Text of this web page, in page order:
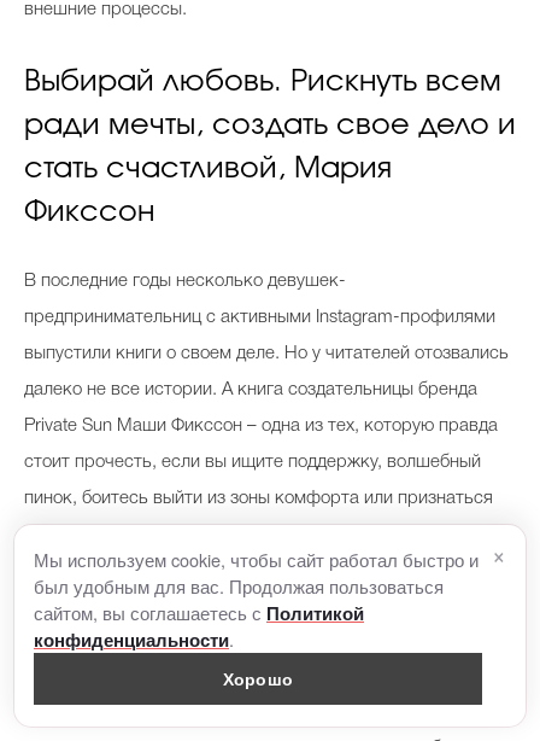
внешние процессы.
Выбирай любовь. Рискнуть всем
ради мечты, создать свое дело и
стать счастливой, Мария
Фикссон
В последние годы несколько девушек-
предпринимательниц с активными Instagram-профилями
выпустили книги о своем деле. Но у читателей отозвались
далеко не все истории. А книга создательницы бренда
Private Sun Маши Фикссон – одна из тех, которую правда
стоит прочесть, если вы ищите поддержку, волшебный
пинок, боитесь выйти из зоны комфорта или признаться
Маша очень просто и по-дружески делится тем, как
впервые рассказала маме о желании открыть магазин,
как отказалась от карьеры бухгалтера и как пришла к
Мы используем cookie, чтобы сайт работал быстро и
был удобным для вас. Продолжая пользоваться
сайтом, вы соглашаетесь с Политикой
конфиденциальности.
Хорошо
×